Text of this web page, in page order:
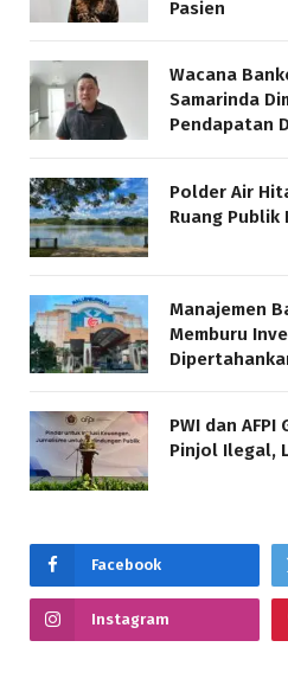
Pasien
Wacana
Samarinda
Pendapatan
Polder Air
Ruang Publik
Manajemen
Memburu
PWI dan
Pinjol Ilegal,
Facebook
Instagram